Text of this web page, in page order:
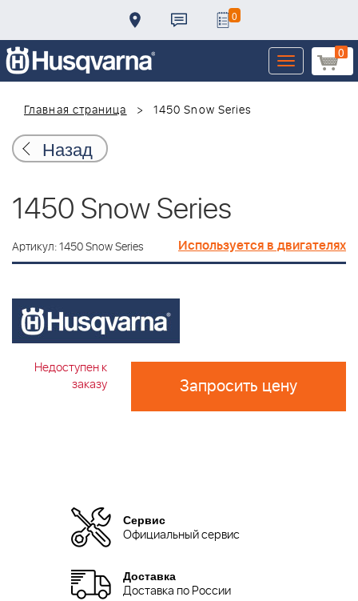
0
0
Toggle
navigation
Главная страница
1450 Snow Series
Назад
1450 Snow Series
Артикул: 1450 Snow Series Используется в двигателях
Недоступен к
заказу
Запросить цену
Сервис
Официальный сервис
Доставка
Доставка по России